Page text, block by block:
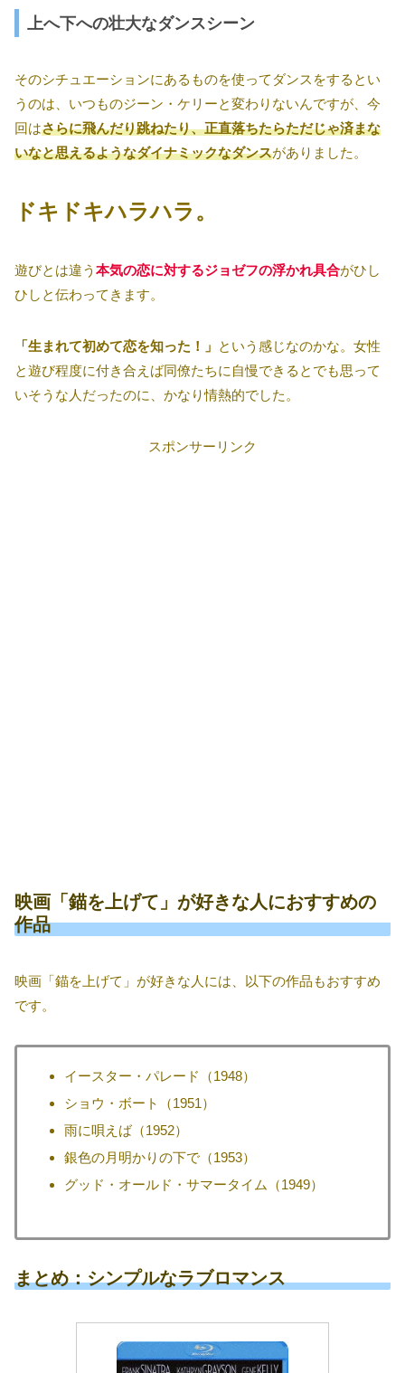
上へ下への壮大なダンスシーン
そのシチュエーションにあるものを使ってダンスをするとい
うのは、いつものジーン・ケリーと変わりないんですが、今
回はさらに飛んだり跳ねたり、正直落ちたらただじゃ済まな
いなと思えるようなダイナミックなダンスがありました。
ドキドキハラハラ。
遊びとは違う 本気の恋に対するジョゼフの浮かれ具合がひし
ひしと伝わってきます。
「生まれて初めて恋を知った！」 という感じなのかな。女性
と遊び程度に付き合えば同僚たちに自慢できるとでも思って
いそうな人だったのに、かなり情熱的でした。
スポンサーリンク
映画「錨を上げて」が好きな人におすすめの
作品
映画「錨を上げて」が好きな人には、以下の作品もおすすめ
です。
イースター・パレード（1948）
ショウ・ボート（1951）
雨に唄えば（1952）
銀色の月明かりの下で（1953）
グッド・オールド・サマータイム（1949）
まとめ：シンプルなラブロマンス